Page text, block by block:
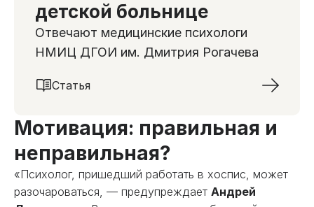
детской больнице
Отвечают медицинские психологи
НМИЦ ДГОИ им. Дмитрия Рогачева
Статья
Мотивация: правильная и
неправильная?
«Психолог, пришедший работать в хоспис, может
разочароваться, — предупреждает Андрей